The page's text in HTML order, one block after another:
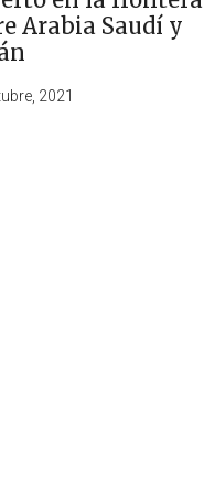
Arabia Saudí y
2021